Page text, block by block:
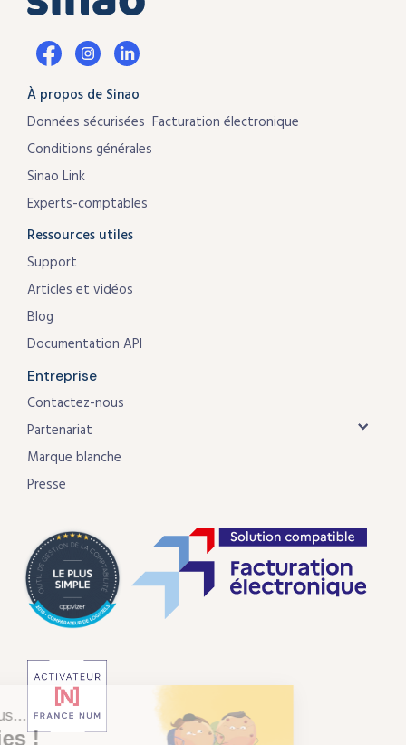
À propos de Sinao
Données sécurisées
Conditions générales
Facturation électronique
Sinao Link
Experts-comptables
Ressources utiles
Support
Articles et vidéos
Blog
Documentation API
Entreprise
Contactez-nous
Partenariat
Marque blanche
Presse